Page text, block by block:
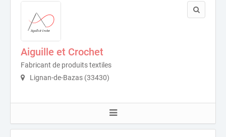
Aiguille et Crochet
Fabricant de produits textiles
Lignan-de-Bazas (33430)